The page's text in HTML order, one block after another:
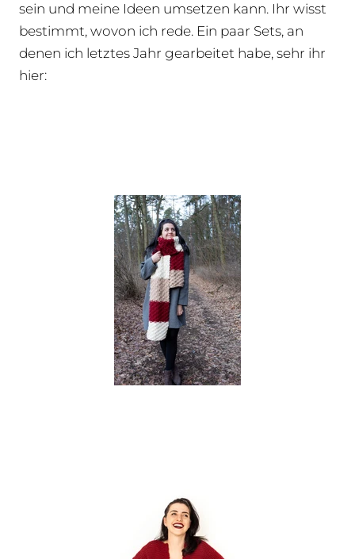
sein und meine Ideen umsetzen kann. Ihr wisst
bestimmt, wovon ich rede. Ein paar Sets, an
denen ich letztes Jahr gearbeitet habe, sehr ihr
hier: